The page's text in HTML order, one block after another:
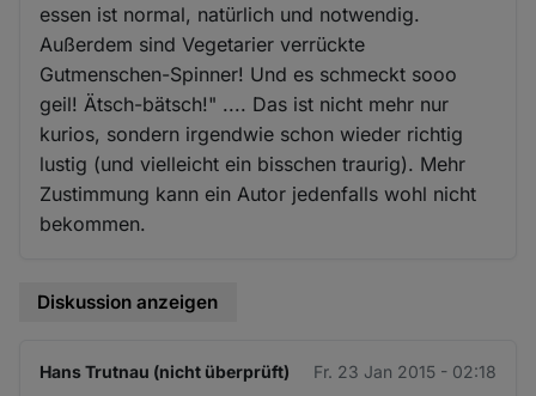
essen ist normal, natürlich und notwendig.
Außerdem sind Vegetarier verrückte
Gutmenschen-Spinner! Und es schmeckt sooo
geil! Ätsch-bätsch!" .... Das ist nicht mehr nur
kurios, sondern irgendwie schon wieder richtig
lustig (und vielleicht ein bisschen traurig). Mehr
Zustimmung kann ein Autor jedenfalls wohl nicht
bekommen.
Diskussion anzeigen
Hans Trutnau (nicht überprüft) Fr. 23 Jan 2015 - 02:18